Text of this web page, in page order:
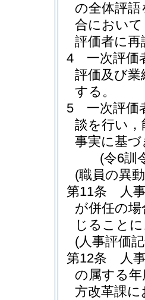
の全体評
合におい
評価者に
4
一次評価
評価及び
する。
5
一次評価
談を行い
事実に基
(令6訓
(職員の異
第11条
人
が併任の
じること
(人事評価
第12条
人
の属する
方改革課